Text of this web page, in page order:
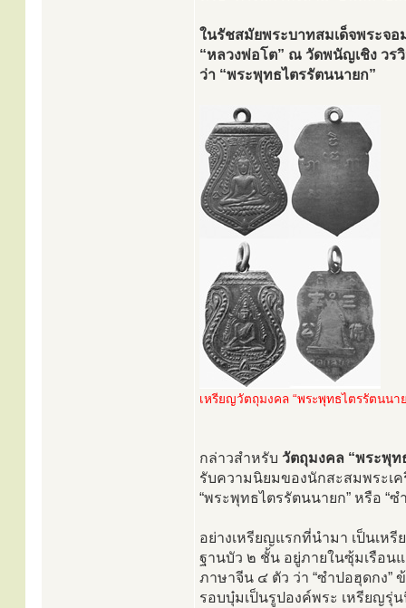
ในรัชสมัยพระบาทสมเด็จพระจอ
“หลวงพ่อโต” ณ วัดพนัญเชิง วร
ว่า “พระพุทธไตรรัตนนายก”
เหรียญวัตถุมงคล “พระพุทธไตรรัตนนา
กล่าวสำหรับ วัตถุมงคล “พระพุ
รับความนิยมของนักสะสมพระเ
“พระพุทธไตรรัตนนายก” หรือ “ซ
อย่างเหรียญแรกที่นำมา เป็นเห
ฐานบัว ๒ ชั้น อยู่ภายในซุ้มเรือน
ภาษาจีน ๔ ตัว ว่า “ซำปอฮุดกง”
รอบบุ๋มเป็นรูปองค์พระ เหรียญรุ่